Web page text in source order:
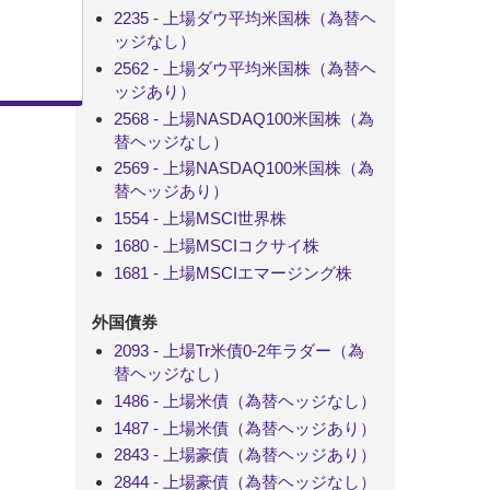
2235 - 上場ダウ平均米国株（為替ヘ
ッジなし）
2562 - 上場ダウ平均米国株（為替ヘ
ッジあり）
2568 - 上場NASDAQ100米国株（為
替ヘッジなし）
2569 - 上場NASDAQ100米国株（為
替ヘッジあり）
1554 - 上場MSCI世界株
1680 - 上場MSCIコクサイ株
1681 - 上場MSCIエマージング株
外国債券
2093 - 上場Tr米債0-2年ラダー（為
替ヘッジなし）
1486 - 上場米債（為替ヘッジなし）
1487 - 上場米債（為替ヘッジあり）
2843 - 上場豪債（為替ヘッジあり）
2844 - 上場豪債（為替ヘッジなし）